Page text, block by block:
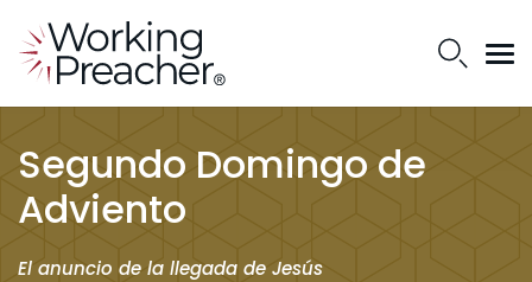
Segundo Domingo de
Adviento
El anuncio de la llegada de Jesús